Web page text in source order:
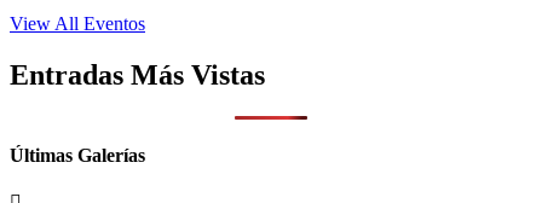
View All Eventos
Entradas Más Vistas
Últimas Galerías